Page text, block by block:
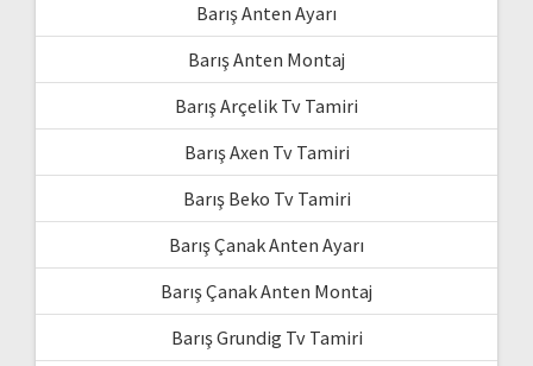
Barış Anten Ayarı
Barış Anten Montaj
Barış Arçelik Tv Tamiri
Barış Axen Tv Tamiri
Barış Beko Tv Tamiri
Barış Çanak Anten Ayarı
Barış Çanak Anten Montaj
Barış Grundig Tv Tamiri